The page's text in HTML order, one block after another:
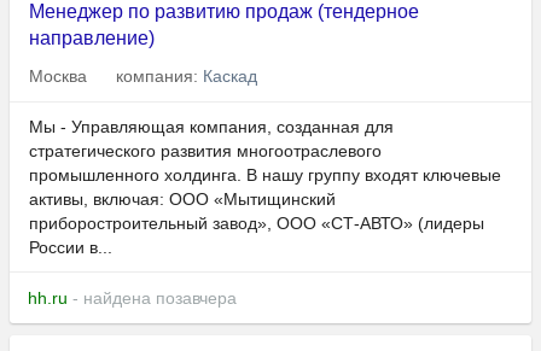
Менеджер по развитию продаж (тендерное
направление)
Москва компания: Каскад
Мы - Управляющая компания, созданная для
стратегического развития многоотраслевого
промышленного холдинга. В нашу группу входят ключевые
активы, включая: ООО «Мытищинский
приборостроительный завод», ООО «СТ-АВТО» (лидеры
России в...
hh.ru - найдена позавчера